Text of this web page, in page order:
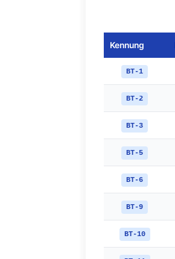
Kennung
BT-1
BT-2
BT-3
BT-5
BT-6
BT-9
BT-10